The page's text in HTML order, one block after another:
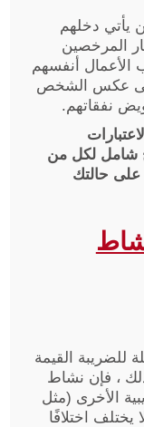
يأتي دخلهم
المرخصين
أنفسهم
عكس الشخص
نفقاتهم.
شامل لكل من
على حالتك
للضريبة القيمة
، فإن نشاط
الأخرى (مثل
يختلف اختلافًا